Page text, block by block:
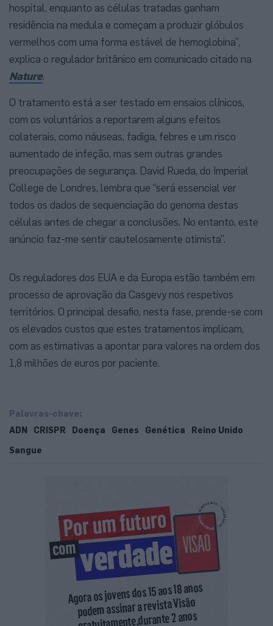
hospital, enquanto as células tratadas ganham
residência na medula e começam a produzir glóbulos
vermelhos com uma forma estável de hemoglobina”,
explica o regulador britânico em comunicado citado na
Nature.
O tratamento está a ser testado em ensaios clínicos,
com os voluntários a reportarem alguns efeitos
colaterais, como náuseas, fadiga, febres e um risco
aumentado de infeção, mas sem outras grandes
preocupações de segurança. David Rueda, do Imperial
College de Londres, lembra que “será essencial ver
todos os dados de sequenciação do genoma destas
células antes de chegar a conclusões. No entanto, este
anúncio faz-me sentir cautelosamente otimista”.
Os reguladores dos EUA e da Europa estão também em
processo de aprovação da Casgevy nos respetivos
territórios. O principal desafio, nesta fase, prende-se com
os elevados custos que estes tratamentos implicam,
com as estimativas a apontar para valores na ordem dos
1,8 milhões de euros por paciente.
Palavras-chave:
ADN
CRISPR Doença Genes Genética
Reino Unido
Sangue